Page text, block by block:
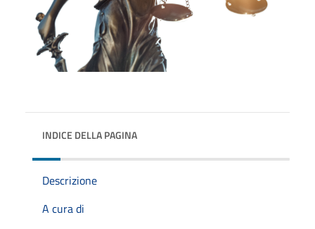
INDICE DELLA PAGINA
Descrizione
A cura di